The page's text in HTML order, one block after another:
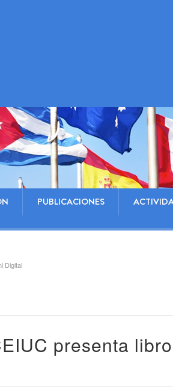
PUBLICACIONES
Digital
presenta